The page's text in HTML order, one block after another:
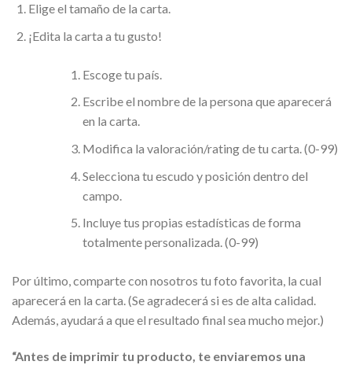
Elige el tamaño de la carta.
¡Edita la carta a tu gusto!
Escoge tu país.
Escribe el nombre de la persona que aparecerá
en la carta.
Modifica la valoración/rating de tu carta. (0-99)
Selecciona tu escudo y posición dentro del
campo.
Incluye tus propias estadísticas de forma
totalmente personalizada. (0-99)
Por último, comparte con nosotros tu foto favorita, la cual
aparecerá en la carta. (Se agradecerá si es de alta calidad.
Además, ayudará a que el resultado final sea mucho mejor.)
“Antes de imprimir tu producto, te enviaremos una